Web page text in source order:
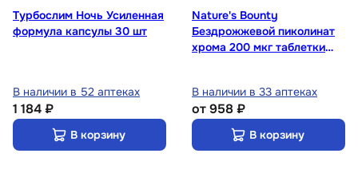
Турбослим Ночь Усиленная
формула капсулы 30 шт
В наличии в 52 аптеках
1 184 ₽
В корзину
Nature's Bounty
Бездрожжевой пиколинат
хрома 200 мкг таблетки
В наличии в 33 аптеках
от958 ₽
В корзину